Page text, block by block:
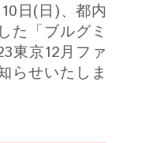
日(日)、都内
た「ブルグミ
東京12月ファ
らせいたしま